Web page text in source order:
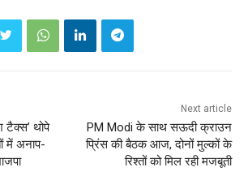
टैक्स’ थोपे
में अनाप-
Next article
PM Modi के साथ सऊदी क्राउन
प्रिंस की बैठक आज, दोनों मुल्कों के
रिश्तों को मिल रही मजबूती